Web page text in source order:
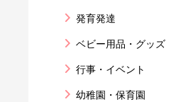
発育発達
ベビー用品・グッズ
行事・イベント
幼稚園・保育園